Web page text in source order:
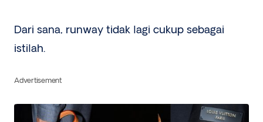
Dari sana, runway tidak lagi cukup sebagai
istilah.
Advertisement